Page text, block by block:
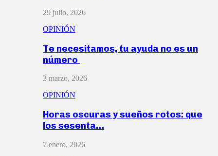
29 julio, 2026
OPINIÓN
Te necesitamos, tu ayuda no es un
número
3 marzo, 2026
OPINIÓN
Horas oscuras y sueños rotos: que
los sesenta…
7 enero, 2026